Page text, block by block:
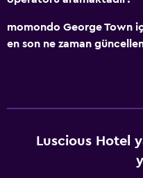
momondo George Town
en son ne zaman
Luscious Hotel